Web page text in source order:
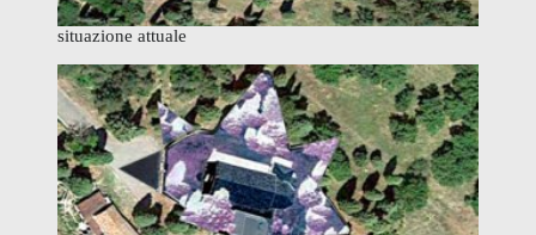
situazione attuale